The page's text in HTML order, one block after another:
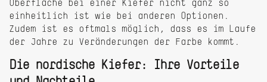
Oberfläche bei einer Kiefer nicht ganz so
einheitlich ist wie bei anderen Optionen.
Zudem ist es oftmals möglich, dass es im Laufe
der Jahre zu Veränderungen der Farbe kommt.
Die nordische Kiefer: Ihre Vorteile